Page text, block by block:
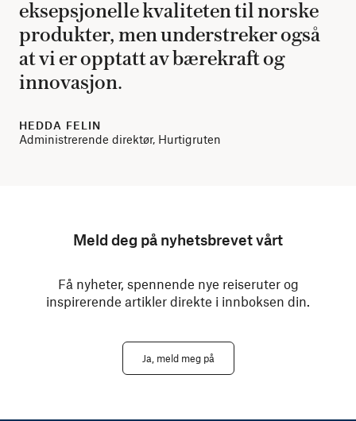
eksepsjonelle kvaliteten til norske
produkter, men understreker også
at vi er opptatt av bærekraft og
innovasjon.
HEDDA FELIN
Administrerende direktør, Hurtigruten
Meld deg på nyhetsbrevet vårt
Få nyheter, spennende nye reiseruter og
inspirerende artikler direkte i innboksen din.
Ja, meld meg på